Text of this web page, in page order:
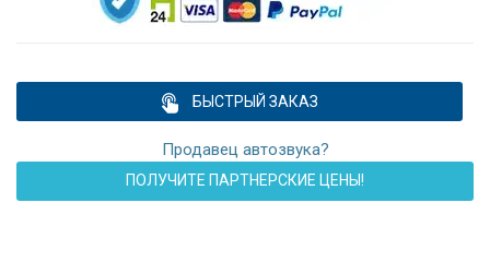
БЫСТРЫЙ ЗАКАЗ
Продавец автозвука?
ПОЛУЧИТЕ ПАРТНЕРСКИЕ ЦЕНЫ!